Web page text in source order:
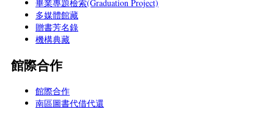
畢業專題檢索(Graduation Project)
多媒體館藏
贈書芳名錄
機構典藏
館際合作
館際合作
南區圖書代借代還